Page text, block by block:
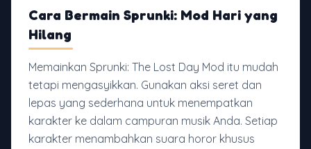
Cara Bermain Sprunki: Mod Hari yang
Hilang
Memainkan Sprunki: The Lost Day Mod itu mudah
tetapi mengasyikkan. Gunakan aksi seret dan
lepas yang sederhana untuk menempatkan
karakter ke dalam campuran musik Anda. Setiap
karakter menambahkan suara horor khusus